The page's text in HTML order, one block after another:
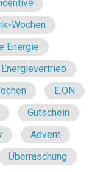
Wochen
Energie
E.ON
Gutschein
Advent
Überraschung